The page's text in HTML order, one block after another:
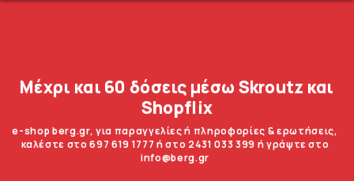
Μέχρι και 60 δόσεις μέσω Skroutz και
Shopflix
e-shop berg.gr, για παραγγελίες ή πληροφορίες & ερωτήσεις,
καλέστε στο 697 619 1777 ή στο 2431 033 399 ή γράψτε στο
info@berg.gr